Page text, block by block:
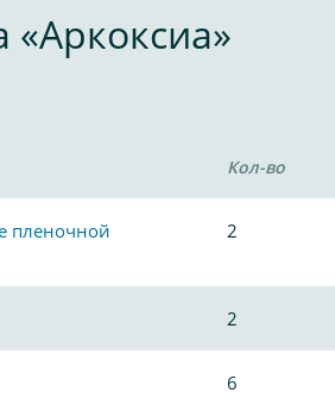
«Аркоксиа»
Кол-во
пленочной
2
2
6